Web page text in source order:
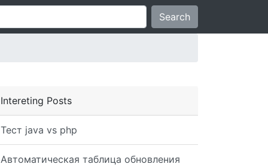
Search
Intereting Posts
Тест java vs php
Автоматическая таблица обновления